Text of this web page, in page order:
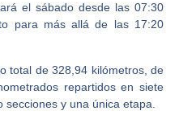
el sábado desde las 07:30
para más allá de las 17:20
total de 328,94 kilómetros, de
repartidos en siete
y una única etapa.